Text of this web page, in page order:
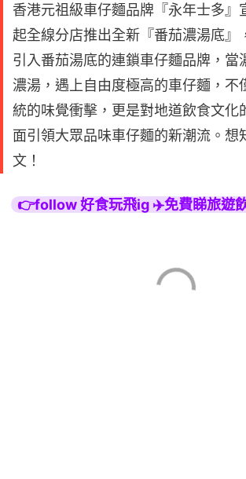
香港元祖級車仔麵品牌『永年士多』
起全線分店推出全新『番茄濃湯底』
引入番茄湯底的連鎖車仔麵品牌，當
濃湯，遇上自由度極高的車仔麵，不
統的味覺衝擊，更是對地道飲食文化
面引領大眾品味車仔麵的新潮流。想
文！
👉follow 好食玩飛ig ✈️免費睇旅遊